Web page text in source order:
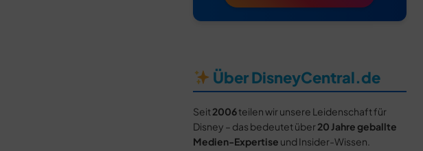
Über DisneyCentral.de
Seit 2006teilen wir unsere Leidenschaft für
Disney – das bedeutet über 20 Jahre geballte
Medien-Expertise und Insider-Wissen.